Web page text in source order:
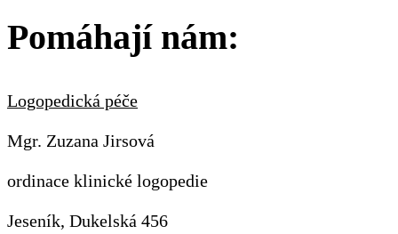
Pomáhají nám:
Logopedická péče
Mgr. Zuzana Jirsová
ordinace klinické logopedie
Jeseník, Dukelská 456